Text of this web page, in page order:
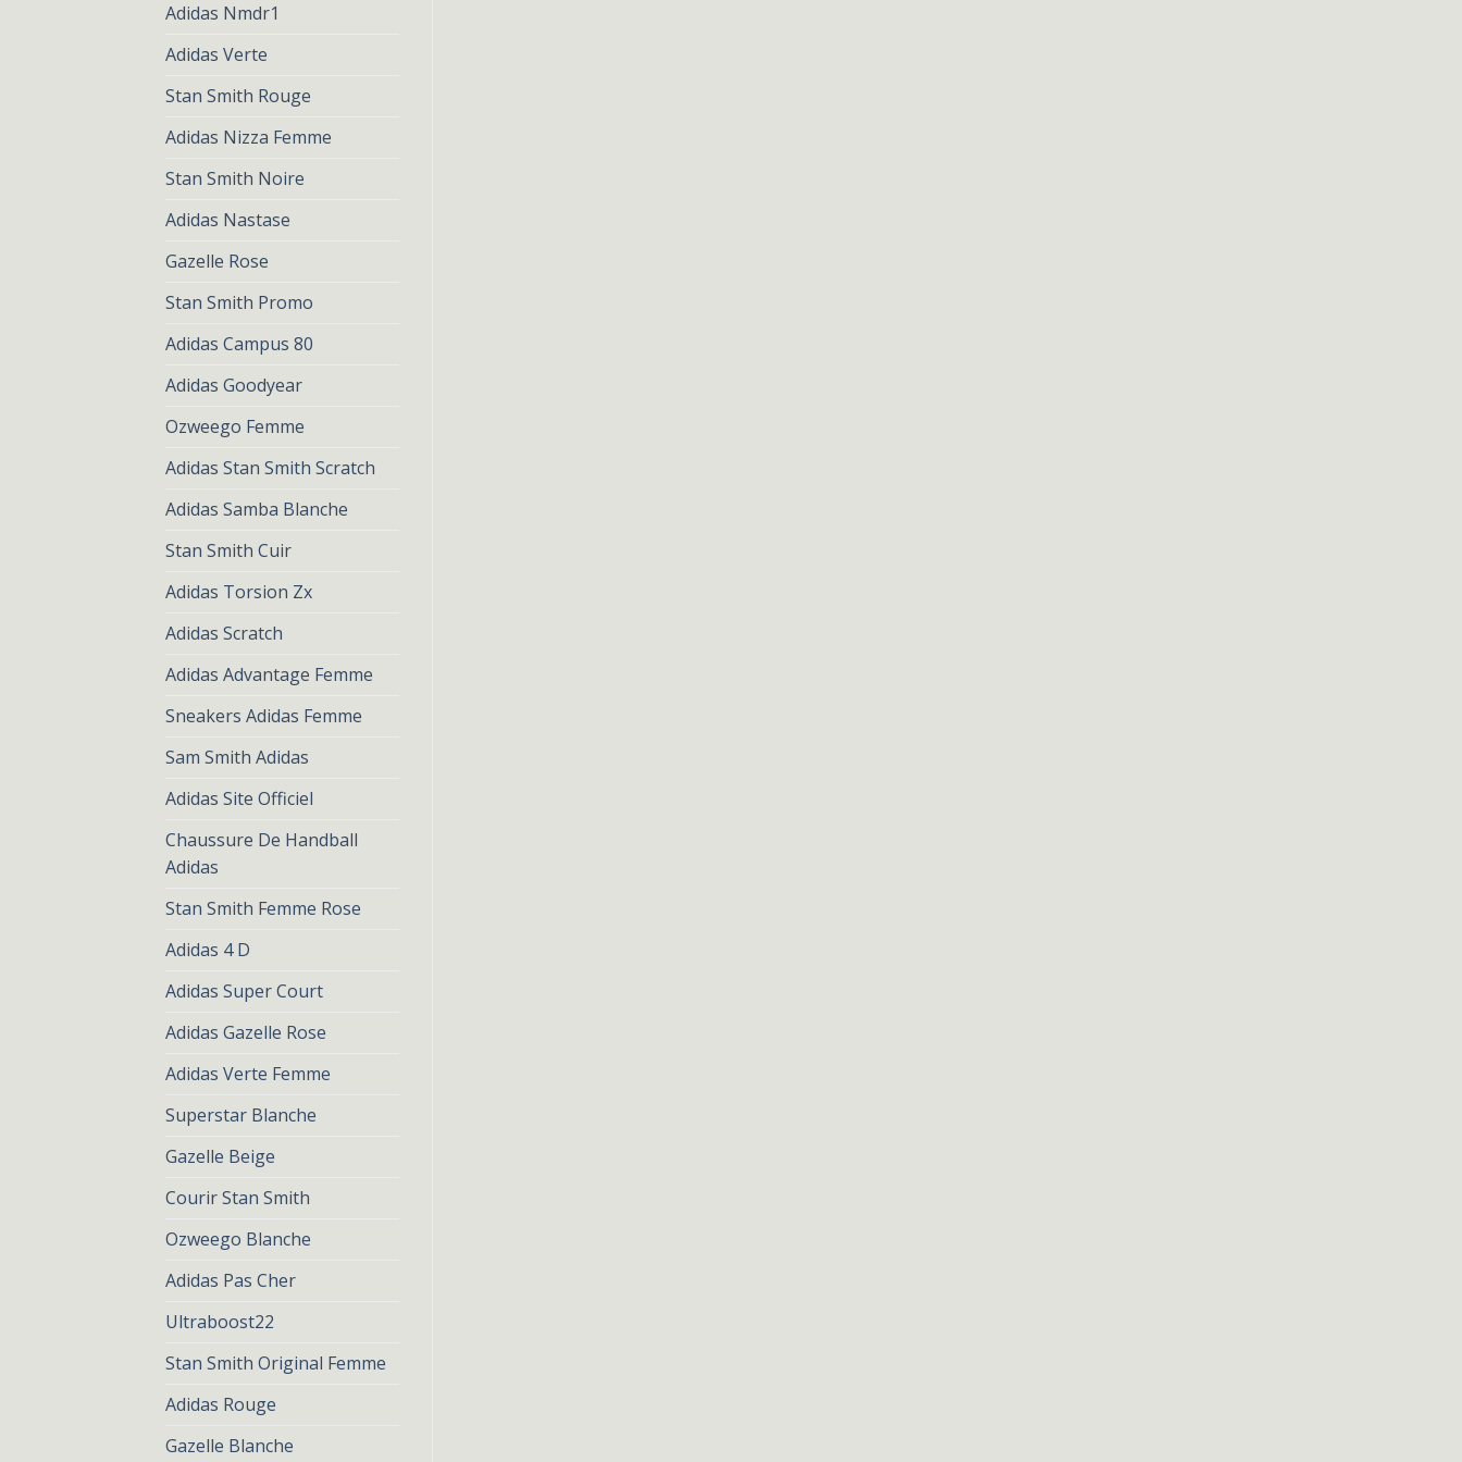
Adidas Nmdr1
Adidas Verte
Stan Smith Rouge
Adidas Nizza Femme
Stan Smith Noire
Adidas Nastase
Gazelle Rose
Stan Smith Promo
Adidas Campus 80
Adidas Goodyear
Ozweego Femme
Adidas Stan Smith Scratch
Adidas Samba Blanche
Stan Smith Cuir
Adidas Torsion Zx
Adidas Scratch
Adidas Advantage Femme
Sneakers Adidas Femme
Sam Smith Adidas
Adidas Site Officiel
Chaussure De Handball
Adidas
Stan Smith Femme Rose
Adidas 4 D
Adidas Super Court
Adidas Gazelle Rose
Adidas Verte Femme
Superstar Blanche
Gazelle Beige
Courir Stan Smith
Ozweego Blanche
Adidas Pas Cher
Ultraboost22
Stan Smith Original Femme
Adidas Rouge
Gazelle Blanche